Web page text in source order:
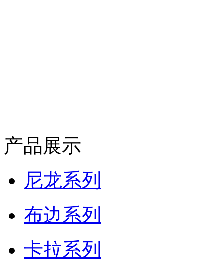
产品展示
尼龙系列
布边系列
卡拉系列